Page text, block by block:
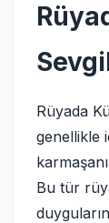
Rüyada
genellikle
Bu tür